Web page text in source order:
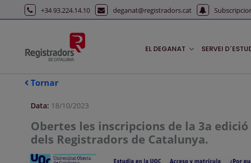
Salta al contingut principal
+34 93.224.14.10 deganat@registradors.cat
EL DEGANAT SERVEI
Tornar
Data: 18/10/2023
Obertes les inscripcions de la 3a
dels Registradors de Catalunya.